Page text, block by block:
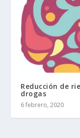
Reducción de
drogas
6 febrero, 2020